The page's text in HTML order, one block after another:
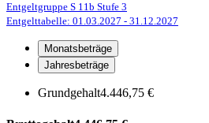
Entgeltgruppe S 11b Stufe 3
Entgelttabelle: 01.03.2027 - 31.12.2027
Monatsbeträge
Jahresbeträge
Grundgehalt4.446,75 €